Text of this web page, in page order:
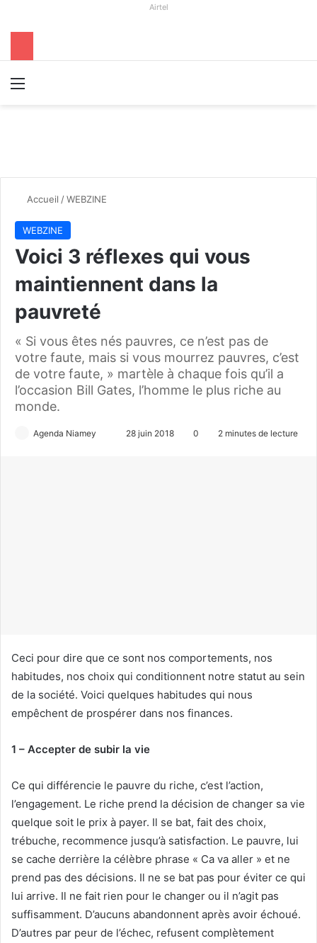
Airtel
Accueil /WEBZINE
WEBZINE
Voici 3 réflexes qui vous
maintiennent dans la
pauvreté
« Si vous êtes nés pauvres, ce n’est pas de
votre faute, mais si vous mourrez pauvres, c’est
de votre faute, » martèle à chaque fois qu’il a
l’occasion Bill Gates, l’homme le plus riche au
monde.
Agenda Niamey
r
i
28 juin 2018 0 2 minutes de lecture
Ceci pour dire que ce sont nos comportements, nos
habitudes, nos choix qui conditionnent notre statut au sein
de la société. Voici quelques habitudes qui nous
empêchent de prospérer dans nos finances.
1 – Accepter de subir la vie
Ce qui différencie le pauvre du riche, c’est l’action,
l’engagement. Le riche prend la décision de changer sa vie
quelque soit le prix à payer. Il se bat, fait des choix,
trébuche, recommence jusqu’à satisfaction. Le pauvre, lui
se cache derrière la célèbre phrase « Ca va aller » et ne
prend pas des décisions. Il ne se bat pas pour éviter ce qui
lui arrive. Il ne fait rien pour le changer ou il n’agit pas
suffisamment. D’aucuns abandonnent après avoir échoué.
D’autres par peur de l’échec, refusent complètement